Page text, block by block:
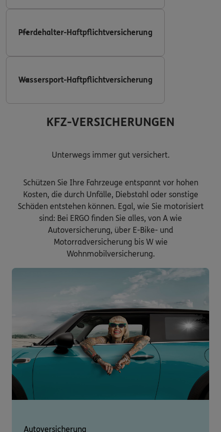
Pferdehalter-Haftpflichtversicherung
Wassersport-Haftpflichtversicherung
KFZ-VERSICHERUNGEN
Unterwegs immer gut versichert.
Schützen Sie Ihre Fahrzeuge entspannt vor hohen
Kosten, die durch Unfälle, Diebstahl oder sonstige
Schäden entstehen können. Egal, wie Sie motorisiert
sind: Bei ERGO finden Sie alles, von A wie
Autoversicherung, über E-Bike- und
Motorradversicherung bis W wie
Wohnmobilversicherung.
Autoversicherung